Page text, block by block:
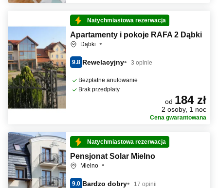
Natychmiastowa rezerwacja
Apartamenty i pokoje RAFA 2 Dąbki
Dąbki
9.8 Rewelacyjny 3 opinie
Bezpłatne anulowanie
Brak przedpłaty
od 184 zł
2 osoby, 1 noc
Cena gwarantowana
Natychmiastowa rezerwacja
Pensjonat Solar Mielno
Mielno
9.0 Bardzo dobry 17 opinii